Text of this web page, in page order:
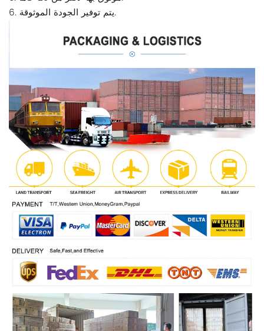
6. يتم توفير الجودة الموثوقة.